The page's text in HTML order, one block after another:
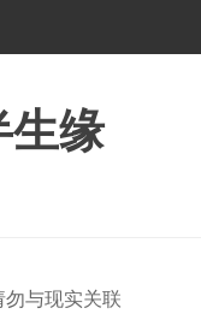
生缘
与现实关联